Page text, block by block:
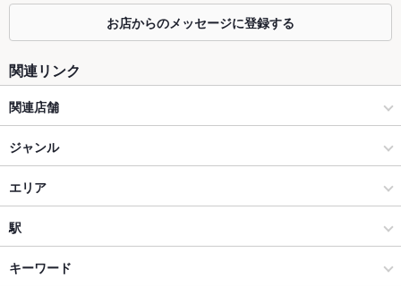
ソファー
テラス席
設備
Wi-Fi
バリアフリ
ー
お店からのメッセージに登録する
関連リンク
関連店舗
和食日和 おさけと
和食日和おさけと日本橋
個室会席 和食日和 おさけと 大門浜松町
個室会席 和食日和 おさけと 神楽坂
ジャンル
居酒屋
和風
神田・神保町・秋葉原・御茶ノ水 × 居酒屋
エリア
神保町
神保町 × 居酒屋
駅
淡路町駅
キーワード